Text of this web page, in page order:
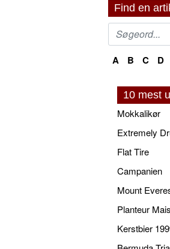
Find en
A B C D
10 mest
Mokkalikør
Extremely
Flat Tire
Campanien
Mount
Planteur
Kerstbier